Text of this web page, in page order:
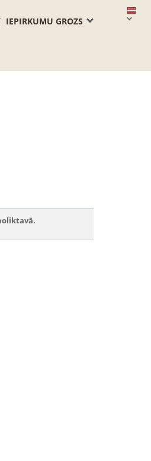
IEPIRKUMU GROZS